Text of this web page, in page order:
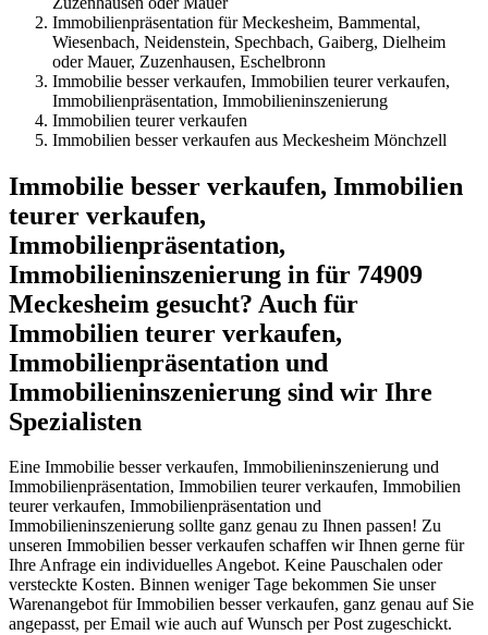
Immobilienpräsentation für Meckesheim, Bammental,
Wiesenbach, Neidenstein, Spechbach, Gaiberg, Dielheim
oder Mauer, Zuzenhausen, Eschelbronn
Immobilie besser verkaufen, Immobilien teurer verkaufen,
Immobilienpräsentation, Immobilieninszenierung
Immobilien teurer verkaufen
Immobilien besser verkaufen aus Meckesheim Mönchzell
Immobilie besser verkaufen, Immobilien
teurer verkaufen,
Immobilienpräsentation,
Immobilieninszenierung in für 74909
Meckesheim gesucht? Auch für
Immobilien teurer verkaufen,
Immobilienpräsentation und
Immobilieninszenierung sind wir Ihre
Spezialisten
Eine Immobilie besser verkaufen, Immobilieninszenierung und
Immobilienpräsentation, Immobilien teurer verkaufen, Immobilien
teurer verkaufen, Immobilienpräsentation und
Immobilieninszenierung sollte ganz genau zu Ihnen passen! Zu
unseren Immobilien besser verkaufen schaffen wir Ihnen gerne für
Ihre Anfrage ein individuelles Angebot. Keine Pauschalen oder
versteckte Kosten. Binnen weniger Tage bekommen Sie unser
Warenangebot für Immobilien besser verkaufen, ganz genau auf Sie
angepasst, per Email wie auch auf Wunsch per Post zugeschickt.